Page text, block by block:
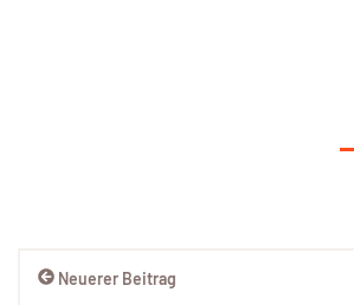
Neuerer Beitrag